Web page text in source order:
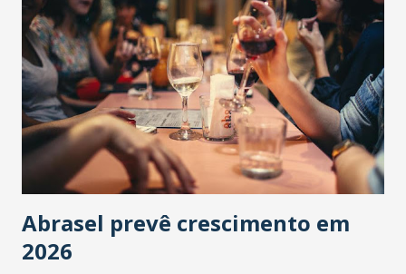
Abrasel prevê crescimento em
2026